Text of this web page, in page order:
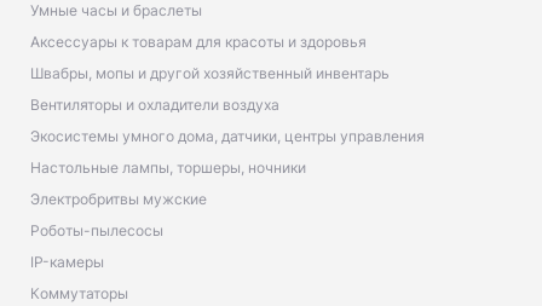
Умные часы и браслеты
Аксессуары к товарам для красоты и здоровья
Швабры, мопы и другой хозяйственный инвентарь
Вентиляторы и охладители воздуха
Экосистемы умного дома, датчики, центры управления
Настольные лампы, торшеры, ночники
Электробритвы мужские
Роботы-пылесосы
IP-камеры
Коммутаторы